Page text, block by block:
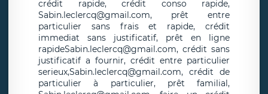
crédit rapide, crédit conso rapide,
Sabin.leclercq@gmail.com, prêt entre
particulier sans frais et rapide, crédit
immediat sans justificatif, prêt en ligne
rapideSabin.leclercq@gmail.com, crédit sans
justificatif a fournir, crédit entre particulier
serieux,Sabin.leclercq@gmail.com, crédit de
particulier à particulier, prêt familial,